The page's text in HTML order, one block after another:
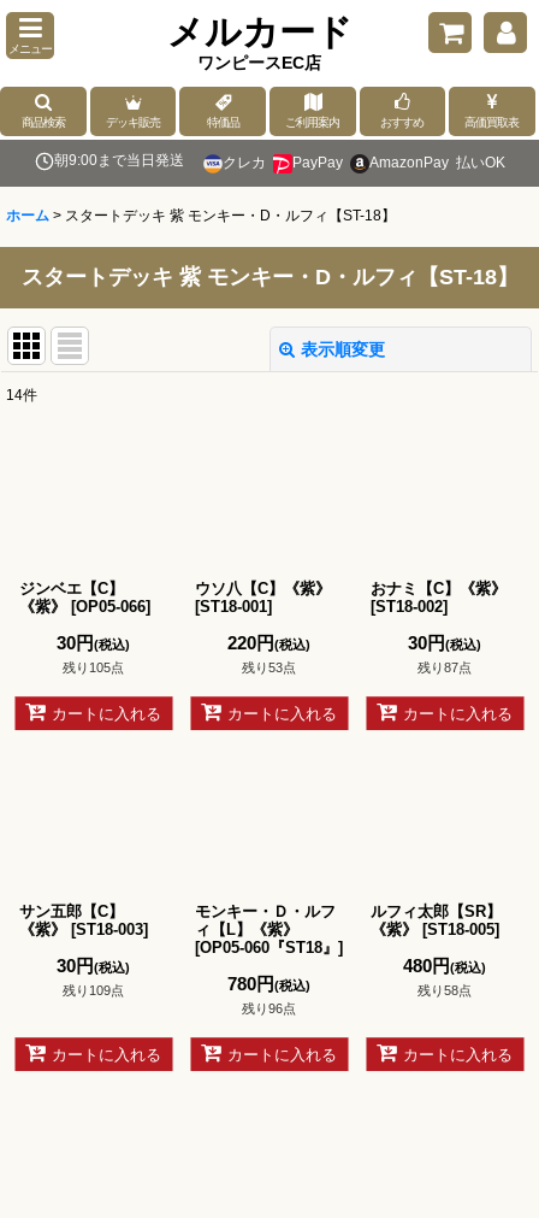
メニュー メルカード
ワンピースEC店
商品検索 デッキ販売 特価品 ご利用案内 おすすめ 高価買取表
朝9:00まで当日発送 クレカ PayPay AmazonPay 払いOK
ホーム > スタートデッキ 紫 モンキー・D・ルフィ【ST-18】
スタートデッキ 紫 モンキー・D・ルフィ【ST-18】
表示順変更
14件
ジンベエ【C】
《紫》
[OP05-066]
30円(税込)
残り105点
カートに入れる
ウソ八【C】《紫》
[ST18-001]
220円(税込)
残り53点
カートに入れる
おナミ【C】《紫》
[ST18-002]
30円(税込)
残り87点
カートに入れる
サン五郎【C】
《紫》
[ST18-003]
30円(税込)
残り109点
カートに入れる
モンキー・Ｄ・ルフ
ィ【L】《紫》
[OP05-060『ST18』 ]
780円(税込)
残り96点
カートに入れる
ルフィ太郎【SR】
《紫》
[ST18-005]
480円(税込)
残り58点
カートに入れる